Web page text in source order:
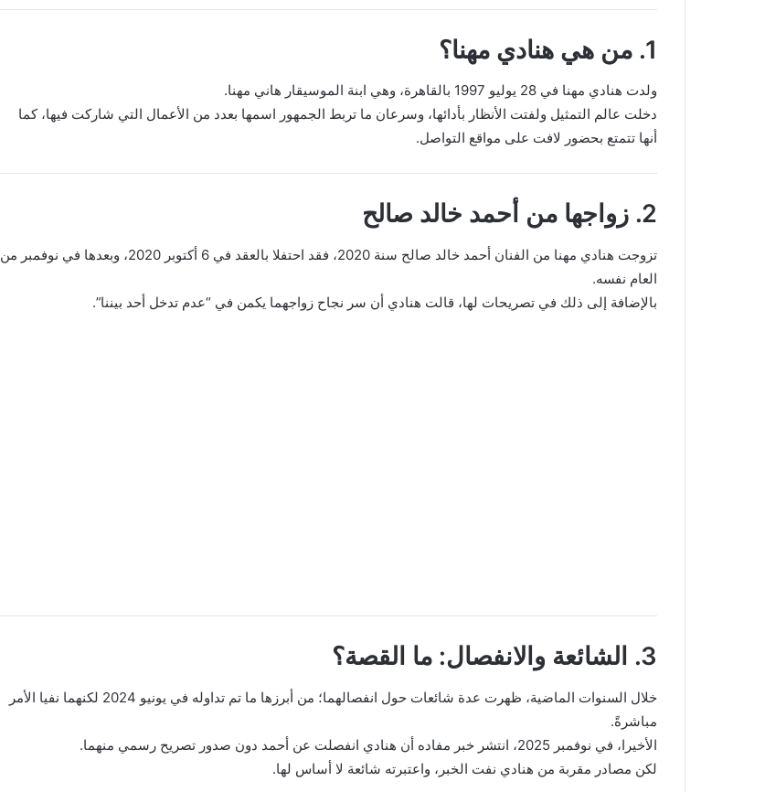
1. من هي هنادي مهنا؟
ولدت هنادي مهنا في 28 يوليو 1997 بالقاهرة، وهي ابنة الموسيقار هاني مهنا.
دخلت عالم التمثيل ولفتت الأنظار بأدائها، وسرعان ما تربط الجمهور اسمها بعدد من الأعمال التي شاركت فيها، كما
أنها تتمتع بحضور لافت على مواقع التواصل.
2. زواجها من أحمد خالد صالح
تزوجت هنادي مهنا من الفنان أحمد خالد صالح سنة 2020، فقد احتفلا بالعقد في 6 أكتوبر 2020، وبعدها في نوفمبر من
العام نفسه.
بالإضافة إلى ذلك في تصريحات لها، قالت هنادي أن سر نجاح زواجهما يكمن في “عدم تدخل أحد بيننا”.
3. الشائعة والانفصال: ما القصة؟
خلال السنوات الماضية، ظهرت عدة شائعات حول انفصالهما؛ من أبرزها ما تم تداوله في يونيو 2024 لكنهما نفيا الأمر
مباشرةً.
الأخيرا، في نوفمبر 2025، انتشر خبر مفاده أن هنادي انفصلت عن أحمد دون صدور تصريح رسمي منهما.
لكن مصادر مقربة من هنادي نفت الخبر، واعتبرته شائعة لا أساس لها.